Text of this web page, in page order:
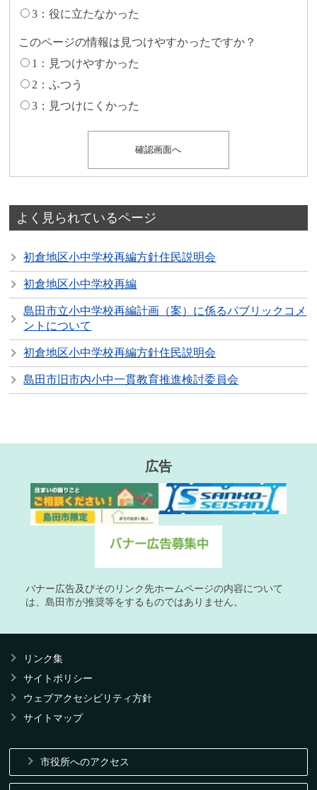
3：役に立たなかった
このページの情報は見つけやすかったですか？
1：見つけやすかった
2：ふつう
3：見つけにくかった
よく見られているページ
初倉地区小中学校再編方針住民説明会
初倉地区小中学校再編
島田市立小中学校再編計画（案）に係るパブリックコメ
ントについて
初倉地区小中学校再編方針住民説明会
島田市旧市内小中一貫教育推進検討委員会
広告
バナー広告及びそのリンク先ホームページの内容について
は、島田市が推奨等をするものではありません。
リンク集
サイトポリシー
ウェブアクセシビリティ方針
サイトマップ
市役所へのアクセス